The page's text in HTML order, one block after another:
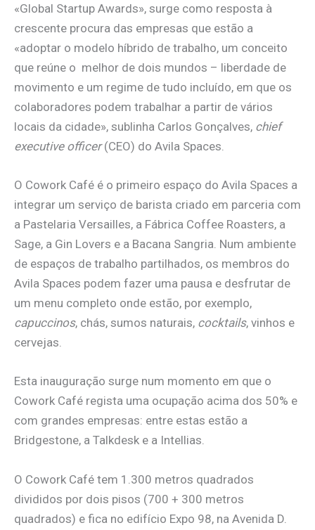
«Global Startup Awards», surge como resposta à
crescente procura das empresas que estão a
«adoptar o modelo híbrido de trabalho, um conceito
que reúne o melhor de dois mundos – liberdade de
movimento e um regime de tudo incluído, em que os
colaboradores podem trabalhar a partir de vários
locais da cidade», sublinha Carlos Gonçalves, chief
executive officer(CEO) do Avila Spaces.
O Cowork Café é o primeiro espaço do Avila Spaces a
integrar um serviço de barista criado em parceria com
a Pastelaria Versailles, a Fábrica Coffee Roasters, a
Sage, a Gin Lovers e a Bacana Sangria. Num ambiente
de espaços de trabalho partilhados, os membros do
Avila Spaces podem fazer uma pausa e desfrutar de
um menu completo onde estão, por exemplo,
capuccinos, chás, sumos naturais, cocktails, vinhos e
cervejas.
Esta inauguração surge num momento em que o
Cowork Café regista uma ocupação acima dos 50% e
com grandes empresas: entre estas estão a
Bridgestone, a Talkdesk e a Intellias.
O Cowork Café tem 1.300 metros quadrados
divididos por dois pisos (700 + 300 metros
quadrados) e fica no edifício Expo 98, na Avenida D.